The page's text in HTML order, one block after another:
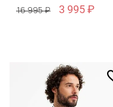
16 995 ₽
3 995 ₽